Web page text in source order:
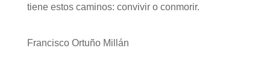
tiene estos caminos: convivir o conmorir.
Francisco Ortuño Millán